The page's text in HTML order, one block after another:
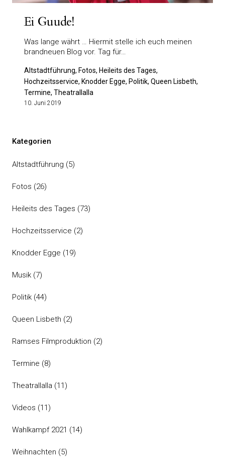
Ei Guude!
Was lange währt … Hiermit stelle ich euch meinen
brandneuen Blog vor. Tag für…
Altstadtführung, Fotos, Heileits des Tages,
Hochzeitsservice, Knodder Egge, Politik, Queen Lisbeth,
Termine, Theatrallalla
10. Juni 2019
Kategorien
Altstadtführung (5)
Fotos (26)
Heileits des Tages (73)
Hochzeitsservice (2)
Knodder Egge (19)
Musik (7)
Politik (44)
Queen Lisbeth (2)
Ramses Filmproduktion (2)
Termine (8)
Theatrallalla (11)
Videos (11)
Wahlkampf 2021 (14)
Weihnachten (5)